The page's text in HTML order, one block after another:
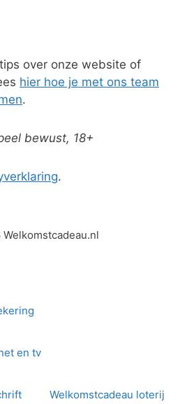
over onze website of
hier hoe je met ons team
.
bewust, 18+
.
en tv
Welkomstcadeau loterij